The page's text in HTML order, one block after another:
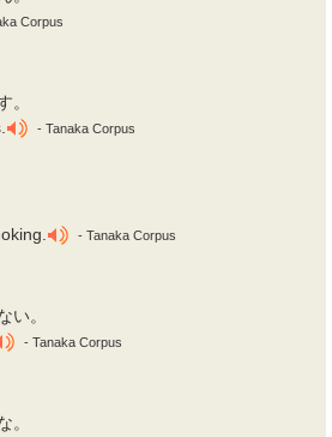
Corpus
。
- Tanaka Corpus
- Tanaka Corpus
い。
- Tanaka Corpus
。